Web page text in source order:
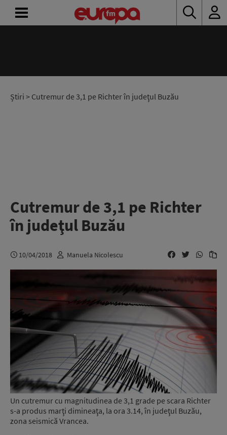
Știri > Cutremur de 3,1 pe Richter în judeţul Buzău
Cutremur de 3,1 pe Richter
în judeţul Buzău
10/04/2018 Manuela Nicolescu
Un cutremur cu magnitudinea de 3,1 grade pe scara Richter
s-a produs marţi dimineaţa, la ora 3.14, în judeţul Buzău,
zona seismică Vrancea.
RADIO